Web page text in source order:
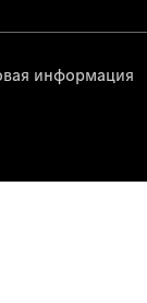
информация